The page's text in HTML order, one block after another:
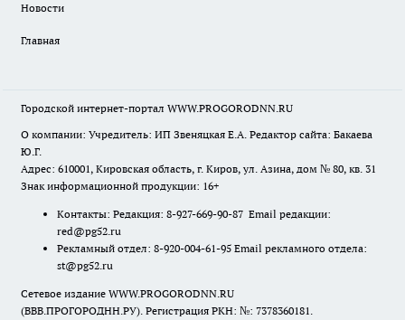
Новости
Главная
Городской интернет-портал WWW.PROGORODNN.RU
О компании: Учредитель: ИП Звеняцкая Е.А. Редактор сайта: Бакаева
Ю.Г.
Адрес: 610001, Кировская область, г. Киров, ул. Азина, дом № 80, кв. 31
Знак информационной продукции: 16+
Контакты: Редакция: 8-927-669-90-87 Email редакции:
red@pg52.ru
Рекламный отдел: 8-920-004-61-95 Email рекламного отдела:
st@pg52.ru
Сетевое издание WWW.PROGORODNN.RU
(ВВВ.ПРОГОРОДНН.РУ). Регистрация РКН: №: 7378360181.